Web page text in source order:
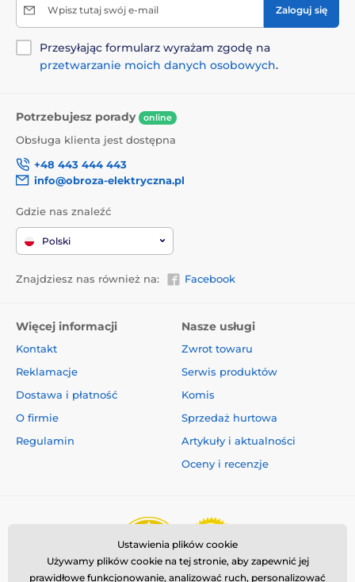
Wpisz tutaj swój e-mail Zaloguj się
Przesyłając formularz wyrażam zgodę na
przetwarzanie moich danych osobowych.
Potrzebujesz porady online
Obsługa klienta jest dostępna
+48 443 444 443
info@obroza-elektryczna.pl
Gdzie nas znaleźć
Polski
Znajdziesz nas również na: Facebook
Więcej informacji
Kontakt
Reklamacje
Dostawa i płatność
O firmie
Regulamin
Nasze usługi
Zwrot towaru
Serwis produktów
Komis
Sprzedaż hurtowa
Artykuły i aktualności
Oceny i recenzje
Ustawienia plików cookie
Używamy plików cookie na tej stronie, aby zapewnić jej
prawidłowe funkcjonowanie, analizować ruch, personalizować